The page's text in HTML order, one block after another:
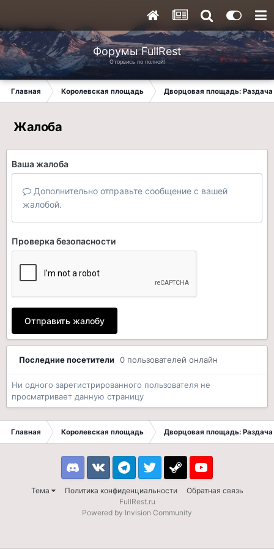
Форумы FullRest
Оторвись по полной!
Главная Королевская площадь Дворцовая площадь: Раздача
Жалоба
Ваша жалоба
Дополнительно отправьте сообщение с вашей
жалобой.
Проверка безопасности
Отправить жалобу
Последние посетители 0 пользователей онлайн
Ни одного зарегистрированного пользователя не
просматривает данную страницу
Главная Королевская площадь Дворцовая площадь: Раздача
Тема Политика конфиденциальности Обратная связь
DiscordVK TelegramTwitter Steam Youtube
FullRest.ru
Powered by Invision Community